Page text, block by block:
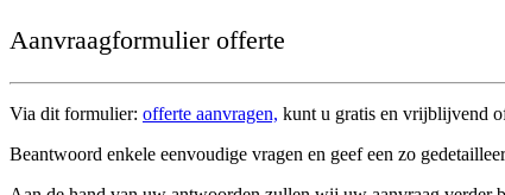
Aanvraagformulier offerte
Via dit formulier: offerte aanvragen, kunt u gratis en vrijblijvend
Beantwoord enkele eenvoudige vragen en geef een zo